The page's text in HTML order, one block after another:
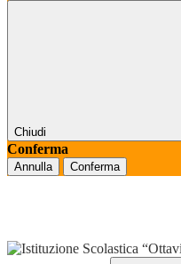
Chiudi
Conferma
Annulla Conferma